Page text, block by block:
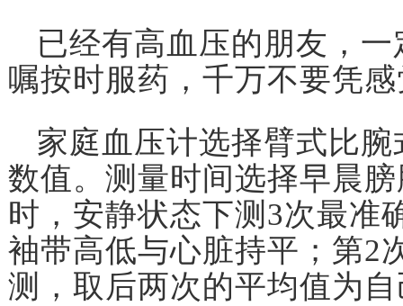
已经有高血压的朋友，
嘱按时服药，千万不要凭
家庭血压计选择臂式比
数值。测量时间选择早晨
时，安静状态下测3次最准
袖带高低与心脏持平；第2
测，取后两次的平均值为